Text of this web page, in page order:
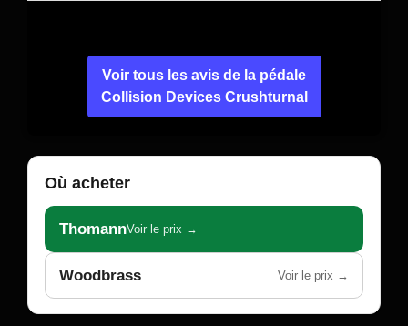
Voir tous les avis de la pédale
Collision Devices Crushturnal
Où acheter
ThomannVoir le prix →
Woodbrass Voir le prix →